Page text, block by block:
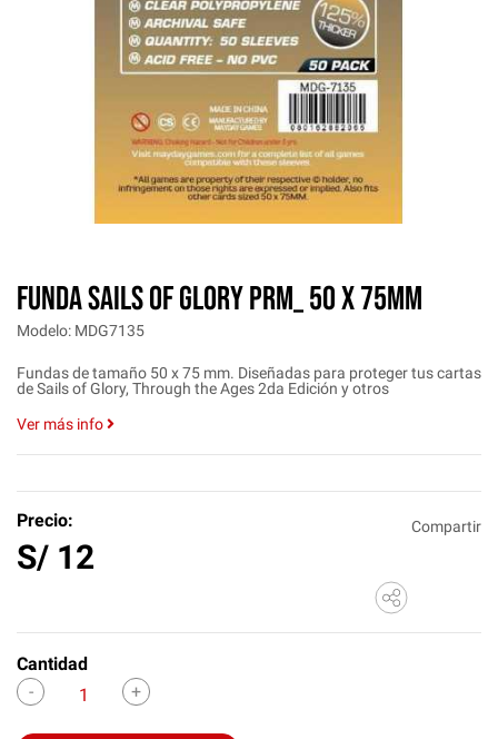
FUNDA SAILS OF GLORY PRM_ 50 X 75MM
Modelo: MDG7135
Fundas de tamaño 50 x 75 mm. Diseñadas para proteger tus cartas
de Sails of Glory, Through the Ages 2da Edición y otros
Ver más info
Precio:
S/ 12
Compartir
Cantidad